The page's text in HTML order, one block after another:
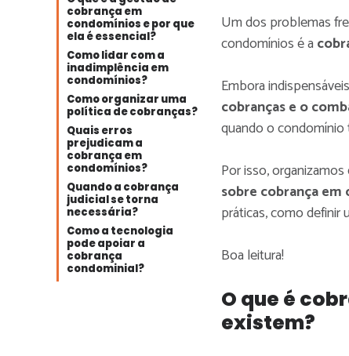
cobrança em
condomínios e por que
ela é essencial?
Como lidar com a
inadimplência em
condomínios?
Como organizar uma
política de cobranças?
Quais erros
prejudicam a
cobrança em
condomínios?
Quando a cobrança
judicial se torna
necessária?
Como a tecnologia
pode apoiar a
cobrança
condominial?
Um dos problemas
condomínios é a
Embora
cobranças e o
quando o
Por isso,
sobre cobrança
práticas, como definir
Boa leitura!
O que é
existem?